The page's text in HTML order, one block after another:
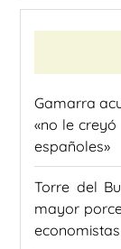
Gamarra
«no le
españoles»
Torre del
mayor
economistas